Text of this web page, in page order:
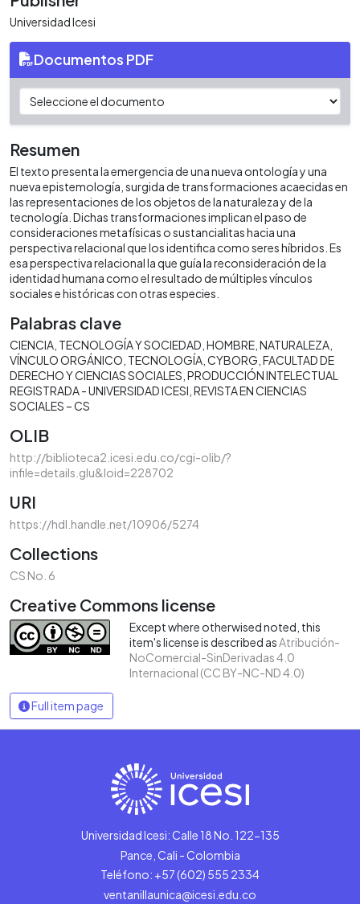
Universidad Icesi
Documentos PDF
Resumen
El texto presenta la emergencia de una nueva ontología y una
nueva epistemología, surgida de transformaciones acaecidas en
las representaciones de los objetos de la naturaleza y de la
tecnología. Dichas transformaciones implican el paso de
consideraciones metafísicas o sustancialitas hacia una
perspectiva relacional que los identifica como seres híbridos. Es
esa perspectiva relacional la que guía la reconsideración de la
identidad humana como el resultado de múltiples vínculos
sociales e históricas con otras especies.
Palabras clave
CIENCIA TECNOLOGÍA Y SOCIEDAD HOMBRE NATURALEZA
VÍNCULO ORGÁNICO TECNOLOGÍA, CYBORG FACULTAD DE
DERECHO Y CIENCIAS SOCIALES PRODUCCIÓN INTELECTUAL
REGISTRADA - UNIVERSIDAD ICESI REVISTA EN CIENCIAS
SOCIALES – CS
OLIB
http://biblioteca2.icesi.edu.co/cgi-olib/?
infile=details.glu&loid=228702
URI
https://hdl.handle.net/10906/5274
Collections
CS No. 6
Creative Commons license
Except where otherwised noted, this
item's license is described asAtribución-
NoComercial-SinDerivadas 4.0
Internacional (CC BY-NC-ND 4.0)
Full item page
Universidad Icesi: Calle 18 No. 122-135
Pance, Cali - Colombia
Teléfono: +57 (602) 555 2334
ventanillaunica@icesi.edu.co